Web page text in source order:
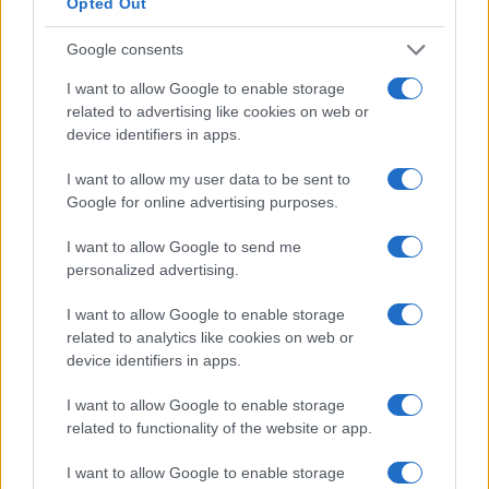
Google consents
I want to allow Google to enable storage
related to advertising like cookies on web or
device identifiers in apps.
I want to allow my user data to be sent to
Google for online advertising purposes.
I want to allow Google to send me
personalized advertising.
I want to allow Google to enable storage
related to analytics like cookies on web or
device identifiers in apps.
I want to allow Google to enable storage
related to functionality of the website or app.
I want to allow Google to enable storage
no Gate.io em termos de volume de negociação geralmente
têm USDT (Tether) como uma parte do par. Portanto, para
resumir o que precede, o vasto número de pares de
negociação da Gate.io e a sua extraordinária liquidez são
aspectos muito impressionantes desta bolsa.
Última etapa: armazene o DACC com
Ledger Nano S
Interface amigável e fácil de configurar
Pode ser usado em desktops e laptops
Suporta a maioria dos blockchains e uma ampla variedade
de tokens (ERC-20 / BEP-20)
Construído por uma empresa bem estabelecida fundada